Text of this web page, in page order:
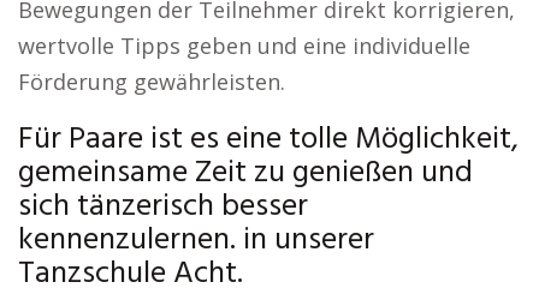
Bewegungen der Teilnehmer direkt korrigieren,
wertvolle Tipps geben und eine individuelle
Förderung gewährleisten.
Für Paare ist es eine tolle Möglichkeit,
gemeinsame Zeit zu genießen und
sich tänzerisch besser
kennenzulernen. in unserer
Tanzschule Acht.